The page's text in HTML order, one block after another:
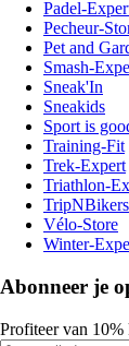
Padel-
Pecheur-
Pet and
Smash-
Sneak'In
Sneakids
Sport is
Training-Fit
Trek-Expert
Triathlon-
TripNBikers
Vélo-Store
Winter-
Abonneer je
Profiteer van